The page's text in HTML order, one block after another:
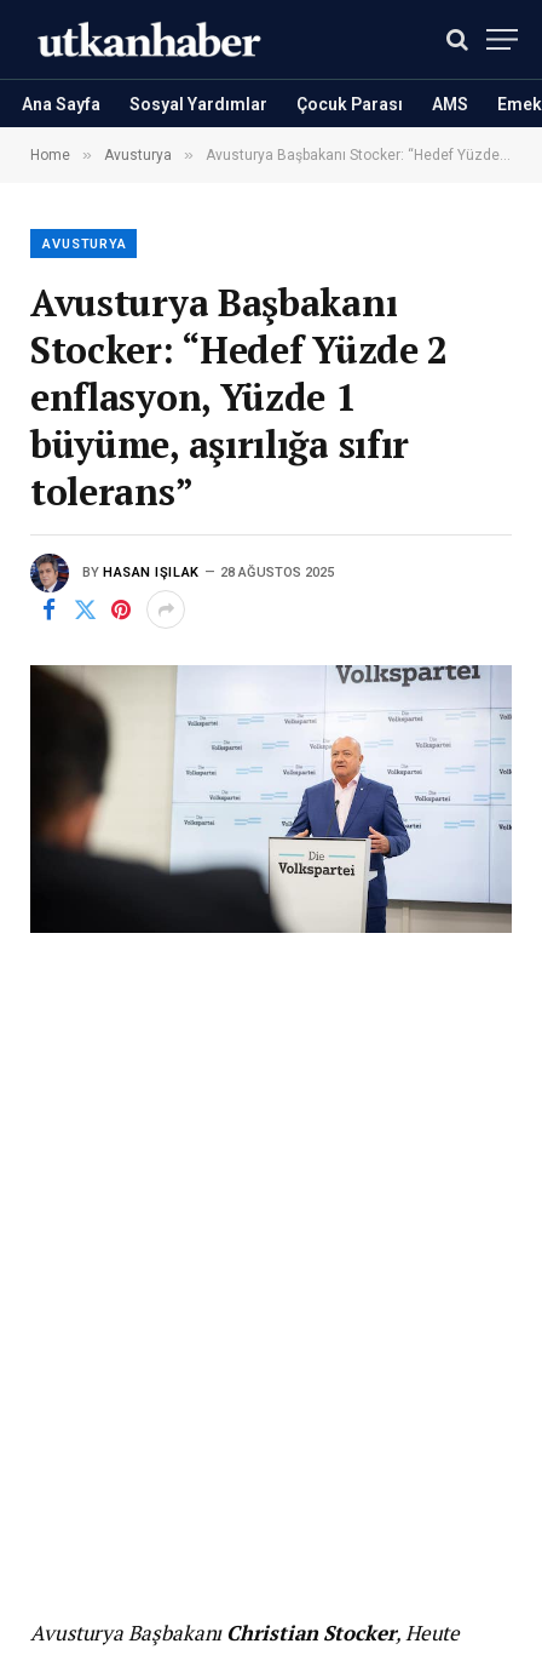
Ana Sayfa Sosyal Yardımlar Çocuk Parası AMS
Home » Avusturya » Avusturya Başbakanı Stocker: “Hedef Yüzde 2 enflasyon, Yüzde 1 büyüme, aşırılığa sıfır tolerans”
AVUSTURYA
Avusturya Başbakanı
Stocker: “Hedef Yüzde 2
enflasyon, Yüzde 1
büyüme, aşırılığa sıfır
tolerans”
BY HASAN IŞILAK 28 AĞUSTOS 2025
Avusturya BaşbakanıChristian Stocker, Heute